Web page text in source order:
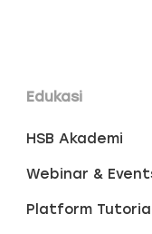
Edukasi
HSB Akademi
Webinar &
Platform